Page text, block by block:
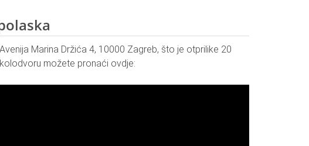
Marina Držića 4, 10000 Zagreb, što je otprilike 20
možete pronaći ovdje: